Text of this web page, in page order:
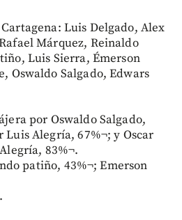
Luis Delgado, Alex
Márquez, Reinaldo
Luis Sierra, Émerson
Oswaldo Salgado, Edwars
por Oswaldo Salgado,
Luis Alegría, 67%¬; y Oscar
83%¬.
patiño, 43%¬; Emerson